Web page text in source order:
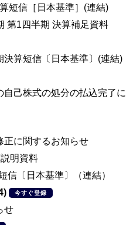
短信［日本基準］(連結)
第1四半期 決算補足資料
算短信〔日本基準〕(連結)
己株式の処分の払込完了に
正に関するお知らせ
明資料
信〔日本基準〕（連結）
今すぐ登録
せ